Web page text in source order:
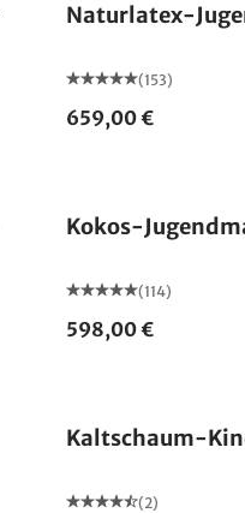
Naturlatex-
(153)
659,00 €
Kokos-
(114)
598,00 €
Kaltschaum-
(2)